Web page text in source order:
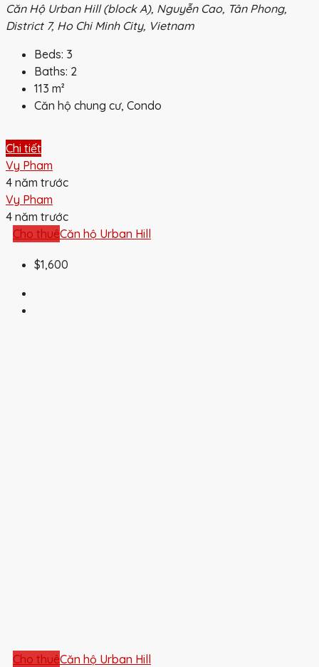
Căn Hộ Urban Hill (block A), Nguyễn Cao, Tân Phong,
District 7, Ho Chi Minh City, Vietnam
Beds: 3
Baths: 2
113 m²
Căn hộ chung cư, Condo
Chi tiết
Vy Pham
4 năm trước
Vy Pham
4 năm trước
Cho thuêCăn hộ Urban Hill
$1,600
Cho thuêCăn hộ Urban Hill